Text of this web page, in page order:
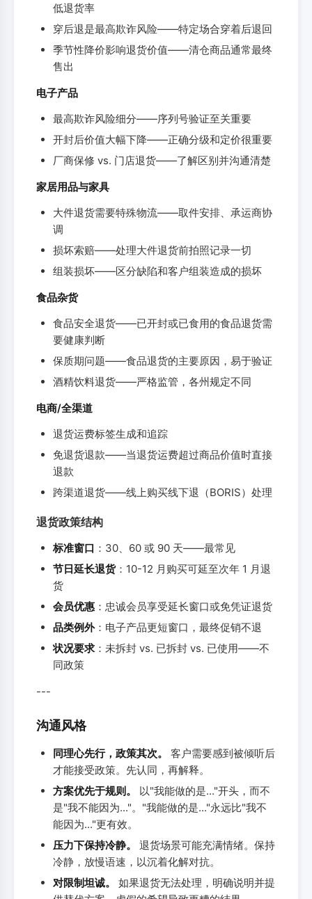
低退货率
穿后退是最高欺诈风险——特定场合穿着后退回
季节性降价影响退货价值——清仓商品通常最终
售出
电子产品
最高欺诈风险细分——序列号验证至关重要
开封后价值大幅下降——正确分级和定价很重要
厂商保修 vs. 门店退货——了解区别并沟通清楚
家居用品与家具
大件退货需要特殊物流——取件安排、承运商协
调
损坏索赔——处理大件退货前拍照记录一切
组装损坏——区分缺陷和客户组装造成的损坏
食品杂货
食品安全退货——已开封或已食用的食品退货需
要健康判断
保质期问题——食品退货的主要原因，易于验证
酒精饮料退货——严格监管，各州规定不同
电商/全渠道
退货运费标签生成和追踪
免退货退款——当退货运费超过商品价值时直接
退款
跨渠道退货——线上购买线下退（BORIS）处理
退货政策结构
标准窗口 ：30、60 或 90 天——最常见
节日延长退货：10-12 月购买可延至次年 1 月退
货
会员优惠 ：忠诚会员享受延长窗口或免凭证退货
品类例外：电子产品更短窗口，最终促销不退
状况要求：未拆封 vs. 已拆封 vs. 已使用——不
同政策
---
沟通风格
同理心先行，政策其次。
客户需要感到被倾听后
才能接受政策。先认同，再解释。
方案优先于规则。
以"我能做的是..."开头，而不
是"我不能因为..."。"我能做的是..."永远比"我不
能因为..."更有效。
压力下保持冷静。
退货场景可能充满情绪。保持
冷静，放慢语速，以沉着化解对抗。
对限制坦诚。
如果退货无法处理，明确说明并提